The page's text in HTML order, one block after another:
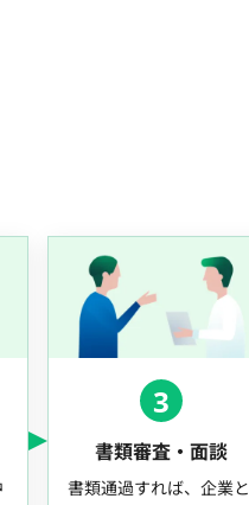
3
書類審査・面談
書類通過すれば、企業と